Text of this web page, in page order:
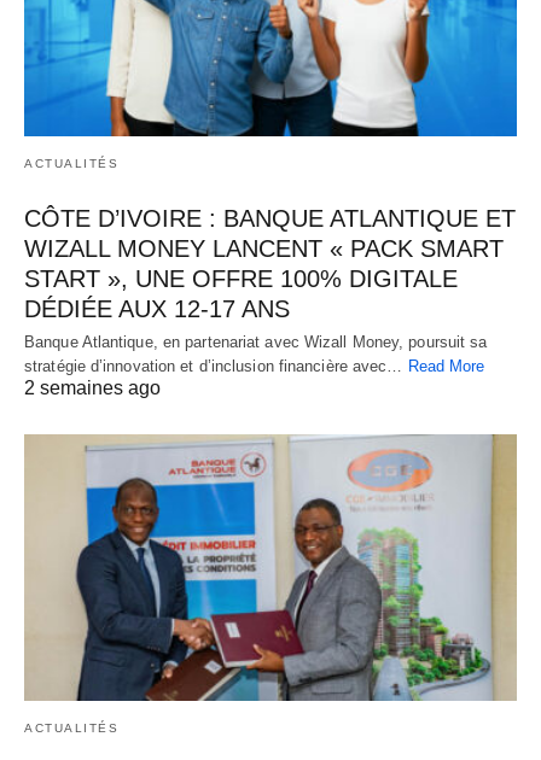
ACTUALITÉS
CÔTE D’IVOIRE : BANQUE ATLANTIQUE ET
WIZALL MONEY LANCENT « PACK SMART
START », UNE OFFRE 100% DIGITALE
DÉDIÉE AUX 12-17 ANS
Banque Atlantique, en partenariat avec Wizall Money, poursuit sa
stratégie d’innovation et d’inclusion financière avec…
Read More
2 semaines ago
ACTUALITÉS